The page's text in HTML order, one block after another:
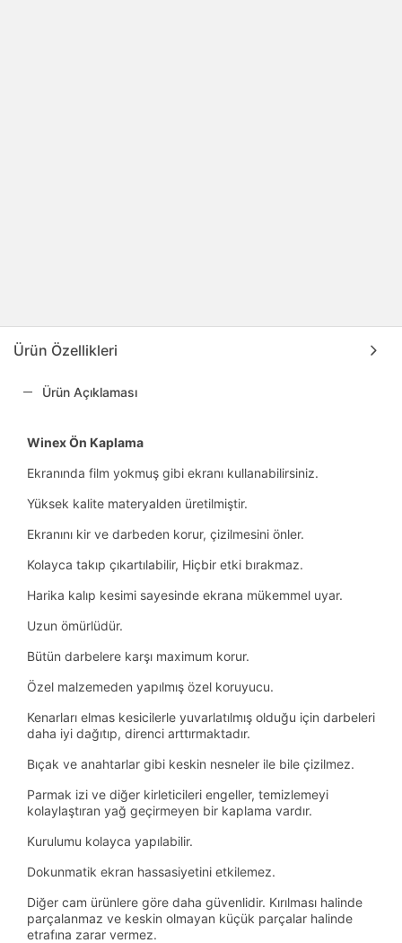
Ürün Özellikleri
Ürün Açıklaması
Winex Ön Kaplama
Ekranında film yokmuş gibi ekranı kullanabilirsiniz.
Yüksek kalite materyalden üretilmiştir.
Ekranını kir ve darbeden korur, çizilmesini önler.
Kolayca takıp çıkartılabilir, Hiçbir etki bırakmaz.
Harika kalıp kesimi sayesinde ekrana mükemmel uyar.
Uzun ömürlüdür.
Bütün darbelere karşı maximum korur.
Özel malzemeden yapılmış özel koruyucu.
Kenarları elmas kesicilerle yuvarlatılmış olduğu için darbeleri
daha iyi dağıtıp, direnci arttırmaktadır.
Bıçak ve anahtarlar gibi keskin nesneler ile bile çizilmez.
Parmak izi ve diğer kirleticileri engeller, temizlemeyi
kolaylaştıran yağ geçirmeyen bir kaplama vardır.
Kurulumu kolayca yapılabilir.
Dokunmatik ekran hassasiyetini etkilemez.
Diğer cam ürünlere göre daha güvenlidir. Kırılması halinde
parçalanmaz ve keskin olmayan küçük parçalar halinde
etrafına zarar vermez.